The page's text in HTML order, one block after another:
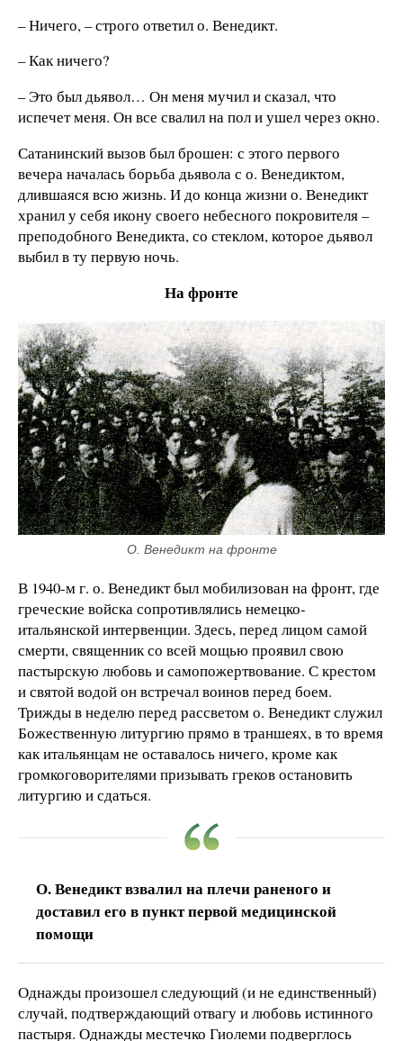
– Ничего, – строго ответил о. Венедикт.
– Как ничего?
– Это был дьявол… Он меня мучил и сказал, что
испечет меня. Он все свалил на пол и ушел через окно.
Сатанинский вызов был брошен: с этого первого
вечера началась борьба дьявола с о. Венедиктом,
длившаяся всю жизнь. И до конца жизни о. Венедикт
хранил у себя икону своего небесного покровителя –
преподобного Венедикта, со стеклом, которое дьявол
выбил в ту первую ночь.
На фронте
О. Венедикт на фронте
В 1940-м г. о. Венедикт был мобилизован на фронт, где
греческие войска сопротивлялись немецко-
итальянской интервенции. Здесь, перед лицом самой
смерти, священник со всей мощью проявил свою
пастырскую любовь и самопожертвование. С крестом
и святой водой он встречал воинов перед боем.
Трижды в неделю перед рассветом о. Венедикт служил
Божественную литургию прямо в траншеях, в то время
как итальянцам не оставалось ничего, кроме как
громкоговорителями призывать греков остановить
литургию и сдаться.
О. Венедикт взвалил на плечи раненого и
доставил его в пункт первой медицинской
помощи
Однажды произошел следующий (и не единственный)
случай, подтверждающий отвагу и любовь истинного
пастыря. Однажды местечко Гиолеми подверглось